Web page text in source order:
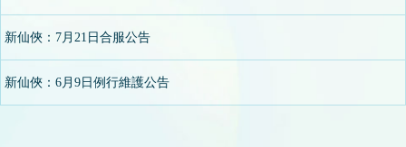
新仙俠：7月21日合服公告
新仙俠：6月9日例行維護公告